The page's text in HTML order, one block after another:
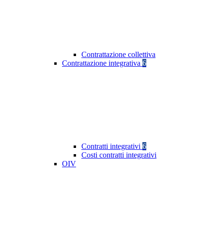
Contrattazione collettiva
Contrattazione integrativa 6
Contratti integrativi 6
Costi contratti integrativi
OIV